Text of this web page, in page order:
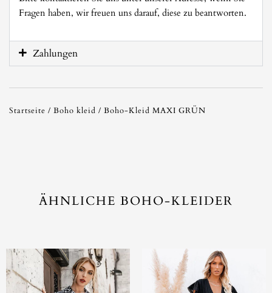
Fragen haben, wir freuen uns darauf, diese zu beantworten.
Zahlungen
Startseite / Boho kleid / Boho-Kleid MAXI GRÜN
ÄHNLICHE BOHO-KLEIDER